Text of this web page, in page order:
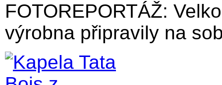
FOTOREPORTÁŽ:
výrobna připravily na